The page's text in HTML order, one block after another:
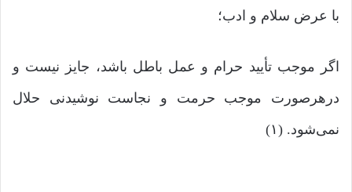
با عرض سلام و ادب؛
اگر موجب تأیید حرام و عمل باطل باشد، جایز نیست و
درهرصورت موجب حرمت و نجاست نوشیدنی حلال
نمی‌شود. (۱)